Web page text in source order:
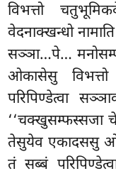
विभत्तो
वेदनाक्खन्धो
सञ्ञा…पे…
ओकासेसु विभत्तो
परिपिण्डेत्वा
‘‘चक्खुसम्फस्सजा
तेसुयेव एकादससु
तं सब्बं